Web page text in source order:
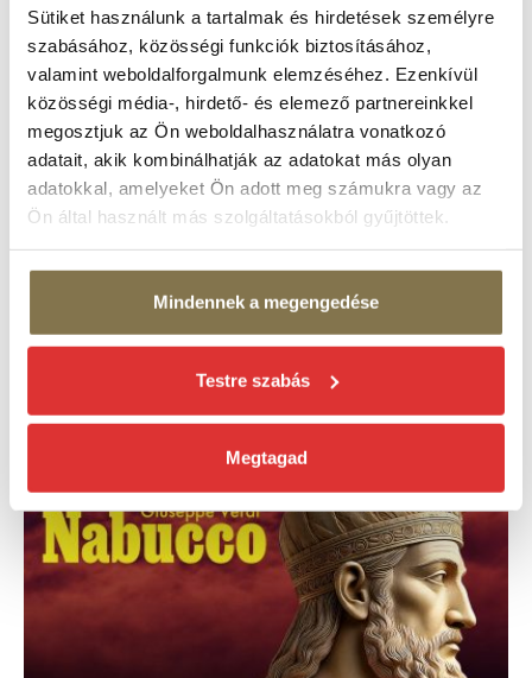
Sütiket használunk a tartalmak és hirdetések személyre
szabásához, közösségi funkciók biztosításához,
valamint weboldalforgalmunk elemzéséhez. Ezenkívül
közösségi média-, hirdető- és elemező partnereinkkel
megosztjuk az Ön weboldalhasználatra vonatkozó
adatait, akik kombinálhatják az adatokat más olyan
adatokkal, amelyeket Ön adott meg számukra vagy az
Ön által használt más szolgáltatásokból gyűjtöttek.
Mindennek a megengedése
Testre szabás
Megtagad
énekli, aki első alkalommal érkezik a Margitszigetre.
A fenti művészek a milánói La Scala, a Bécsi Staatsoper, a
Teatro Real, a londoni Royal Opera House, a párizsi Opéra
National és a barcelonai Liceu előadásokat követően
érkeznek a Magyarországra, azon belül is a Margitsziget
csodás színpadára. Verdi remekművében közreműködik
Nemzeti Filharmonikus Zenekar és a
Verdi: Nabucco